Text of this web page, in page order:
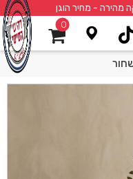
מהירה - מחיר הוגן
0